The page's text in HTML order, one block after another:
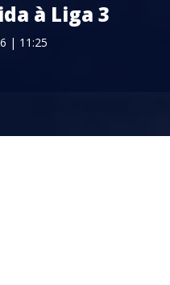
à Liga 3
| 11:25